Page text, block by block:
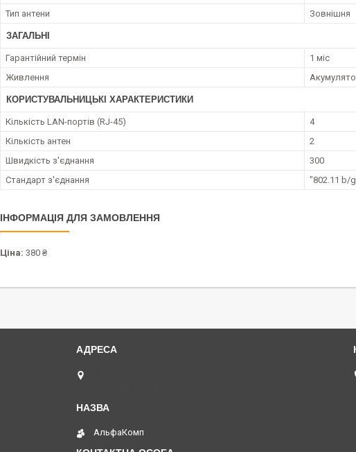
Тип антени
Зовнішня
ЗАГАЛЬНІ
Гарантійний термін
1 міс
Живлення
КОРИСТУВАЛЬНИЦЬКІ ХАРАКТЕРИСТИКИ
Кількість LAN-портів (RJ-45)
4
Кількість антен
2
Швидкість з'єднання
300
Стандарт з'єднання
"802.11 b/
ІНФОРМАЦІЯ ДЛЯ ЗАМОВЛЕННЯ
Ціна: 380 ₴
АльфаКомп